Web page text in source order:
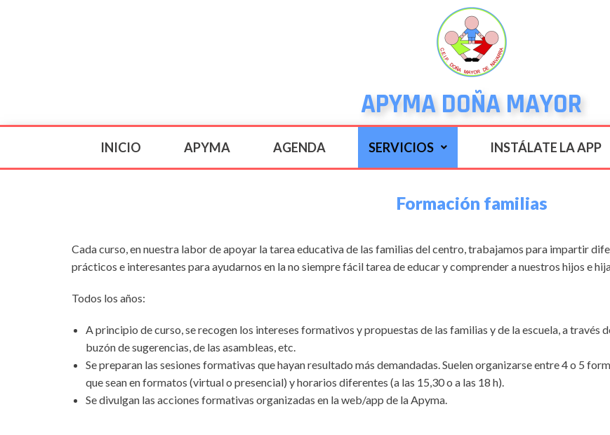
APYMA DOÑA MAYOR
INICIO APYMA AGENDA SERVICIOS INSTÁLATE LA APP
Formación familias
Cada curso, en nuestra labor de apoyar la tarea educativa de las familias del centro, trabajamos para impartir
prácticos e interesantes para ayudarnos en la no siempre fácil tarea de educar y comprender a nuestros hijos e
Todos los años:
A principio de curso, se recogen los intereses formativos y propuestas de las familias y de la escuela, a través
buzón de sugerencias, de las asambleas, etc.
Se preparan las sesiones formativas que hayan resultado más demandadas. Suelen organizarse entre 4 o 5
que sean en formatos (virtual o presencial) y horarios diferentes (a las 15,30 o a las 18 h).
Se divulgan las acciones formativas organizadas en la web/app de la Apyma.